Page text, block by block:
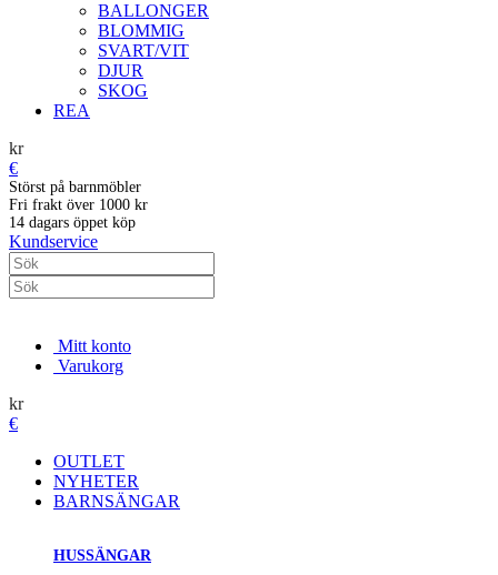
BALLONGER
BLOMMIG
SVART/VIT
DJUR
SKOG
REA
kr
€
Störst på barnmöbler
Fri frakt över 1000 kr
14 dagars öppet köp
Kundservice
Mitt konto
Varukorg
kr
€
OUTLET
NYHETER
BARNSÄNGAR
HUSSÄNGAR